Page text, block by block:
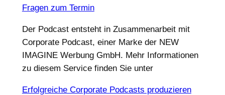
Fragen zum Termin
Der Podcast entsteht in Zusammenarbeit mit
Corporate Podcast, einer Marke der NEW
IMAGINE Werbung GmbH. Mehr Informationen
zu diesem Service finden Sie unter
Erfolgreiche Corporate Podcasts produzieren